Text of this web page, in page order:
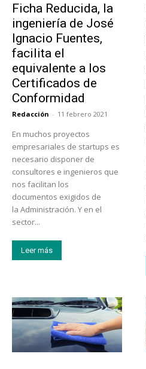
Ficha Reducida, la
ingeniería de José
Ignacio Fuentes,
facilita el
equivalente a los
Certificados de
Conformidad
Redacción - 11 febrero 2021
En muchos proyectos
empresariales de startups es
necesario disponer de
consultores e ingenieros que
nos facilitan los
documentos exigidos de
la Administración. Y en el
sector...
Leer más